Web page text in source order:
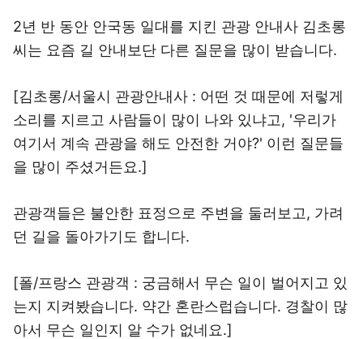
2년 반 동안 안국동 일대를 지킨 관광 안내사 김초롱
씨는 요즘 길 안내보단 다른 질문을 많이 받습니다.
[김초롱/서울시 관광안내사 : 어떤 것 때문에 저렇게
소리를 지르고 사람들이 많이 나와 있냐고, '우리가
여기서 계속 관광을 해도 안전한 거야?' 이런 질문들
을 많이 주셨거든요.]
관광객들은 불안한 표정으로 주변을 둘러보고, 가려
던 길을 돌아가기도 합니다.
[폴/프랑스 관광객 : 궁금해서 무슨 일이 벌어지고 있
는지 지켜봤습니다. 약간 혼란스럽습니다. 경찰이 많
아서 무슨 일인지 알 수가 없네요.]